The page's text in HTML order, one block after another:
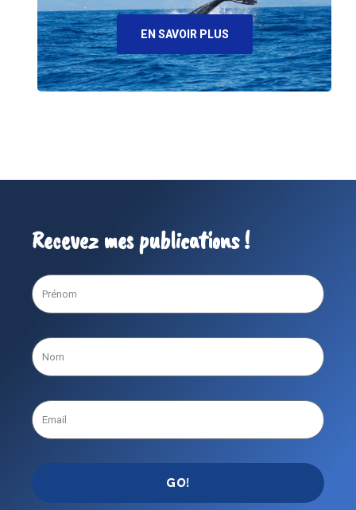
EN SAVOIR PLUS
Recevez mes publications !
GO!